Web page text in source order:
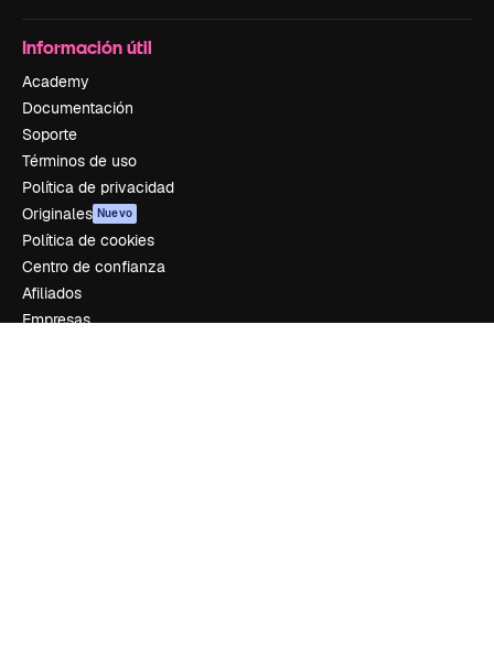
Información útil
Academy
Documentación
Soporte
Términos de uso
Política de privacidad
Originales Nuevo
Política de cookies
Centro de confianza
Afiliados
Empresas